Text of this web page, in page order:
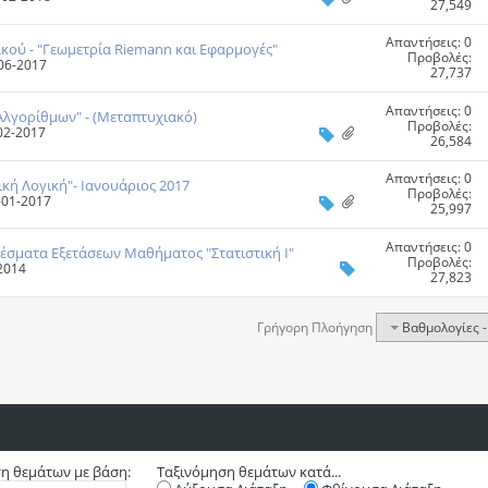
27,549
- "Γεωμετρία Riemann και Εφαρμογές"
2017
Απαντήσεις: 0
Προβολές:
27,737
- (Μεταπτυχιακό)
2017
Απαντήσεις: 0
Προβολές:
26,584
Λογική"- Ιανουάριος 2017
2017
Απαντήσεις: 0
Προβολές:
25,997
Εξετάσεων Mαθήματος "Στατιστική Ι"
Απαντήσεις: 0
Προβολές:
27,823
Γρήγορη Πλοήγηση Βαθμολογίες
θεμάτων με βάση:
Ταξινόμηση θεμάτων κατά...